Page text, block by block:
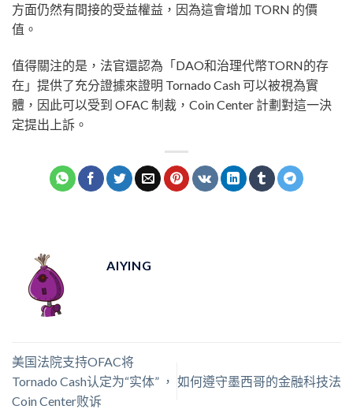
方面仍然有間接的受益權益，因為這會增加 TORN 的價
值。
值得關注的是，法官還認為「DAO和治理代幣TORN的存
在」提供了充分證據來證明 Tornado Cash 可以被視為實
體，因此可以受到 OFAC 制裁，Coin Center 計劃對這一決
定提出上訴。
AIYING
美国法院支持OFAC将
Tornado Cash认定为“实体” ，
Coin Center败诉
如何遵守墨西哥的金融科技法